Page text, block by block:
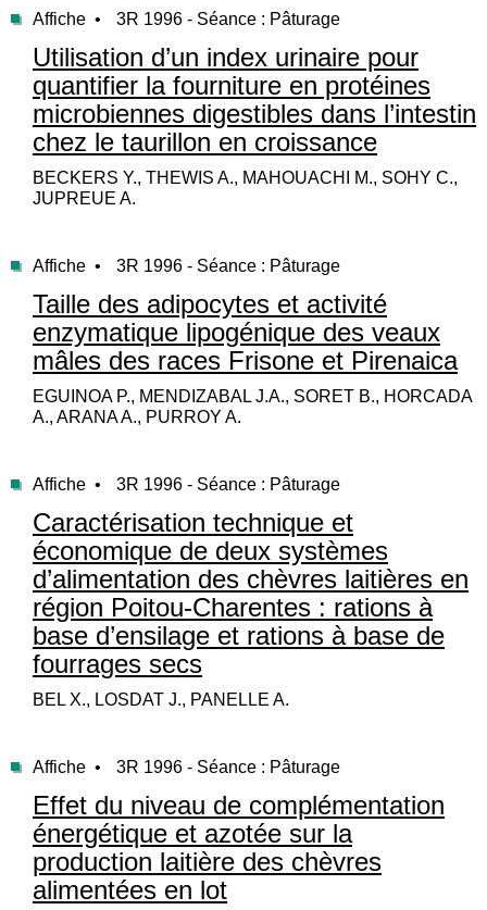
Affiche • 3R 1996 - Séance : Pâturage
Utilisation d’un index urinaire pour
quantifier la fourniture en protéines
microbiennes digestibles dans l’intestin
chez le taurillon en croissance
BECKERS Y., THEWIS A., MAHOUACHI M., SOHY C.,
JUPREUE A.
Affiche • 3R 1996 - Séance : Pâturage
Taille des adipocytes et activité
enzymatique lipogénique des veaux
mâles des races Frisone et Pirenaica
EGUINOA P., MENDIZABAL J.A., SORET B., HORCADA
A., ARANA A., PURROY A.
Affiche • 3R 1996 - Séance : Pâturage
Caractérisation technique et
économique de deux systèmes
d’alimentation des chèvres laitières en
région Poitou-Charentes : rations à
base d’ensilage et rations à base de
fourrages secs
BEL X., LOSDAT J., PANELLE A.
Affiche • 3R 1996 - Séance : Pâturage
Effet du niveau de complémentation
énergétique et azotée sur la
production laitière des chèvres
alimentées en lot